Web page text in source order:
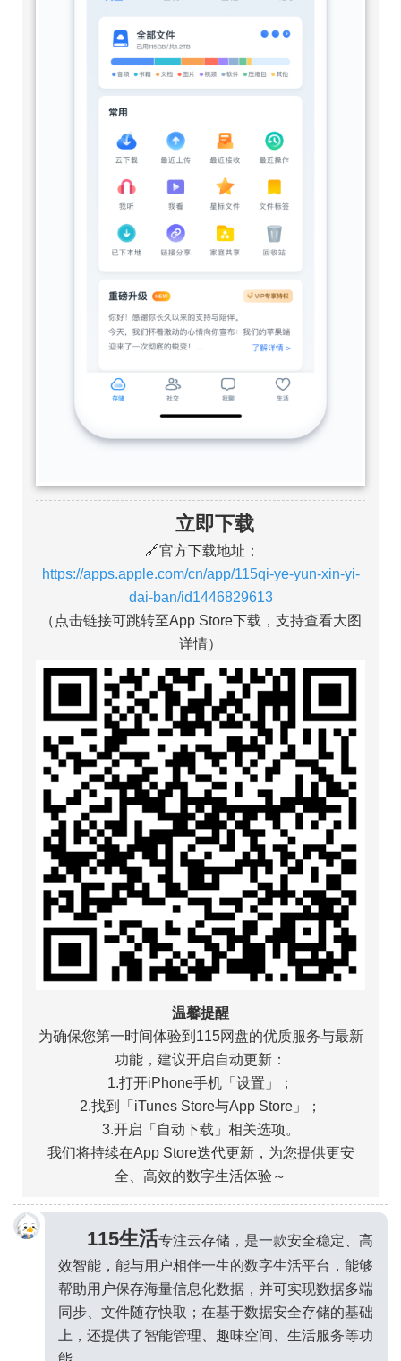
立即下载
🔗官方下载地址：
https://apps.apple.com/cn/app/115qi-ye-yun-xin-yi-
dai-ban/id1446829613
（点击链接可跳转至App Store下载，支持查看大图
详情）
温馨提醒
为确保您第一时间体验到115网盘的优质服务与最新
功能，建议开启自动更新：
1.打开iPhone手机「设置」；
2.找到「iTunes Store与App Store」；
3.开启「自动下载」相关选项。
我们将持续在App Store迭代更新，为您提供更安
全、高效的数字生活体验～
115生活专注云存储，是一款安全稳定、高
效智能，能与用户相伴一生的数字生活平台，能够
帮助用户保存海量信息化数据，并可实现数据多端
同步、文件随存快取；在基于数据安全存储的基础
上，还提供了智能管理、趣味空间、生活服务等功